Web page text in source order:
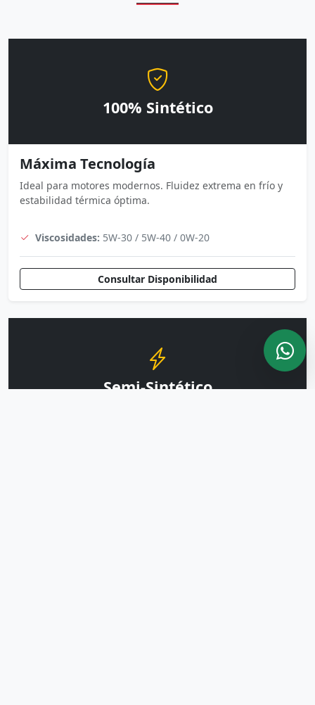
100% Sintético
Máxima Tecnología
Ideal para motores modernos. Fluidez extrema en frío y
estabilidad térmica óptima.
Viscosidades: 5W-30 / 5W-40 / 0W-20
Consultar Disponibilidad
Semi-Sintético